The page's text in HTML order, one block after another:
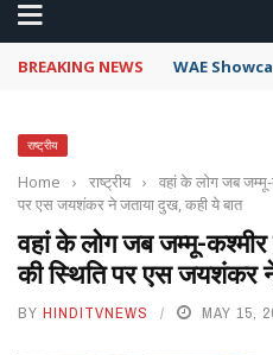
BREAKING NEWS WAE
राष्ट्रीय
Home › राष्ट्रीय ›
वहां के लोग जब
पर एस जयशंकर ने जताया दुख, कही ये बात
वहां के लोग जब जम्मू-
की स्थिति पर एस जयशंकर
BY HINDITVNEWS MAY 15,